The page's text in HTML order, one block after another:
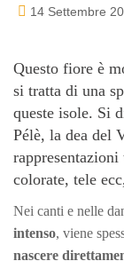
14 Settembre
Questo fiore è
si tratta di una
queste isole. Si
Pélè, la dea del
colorate, tele
Nei canti e nelle
intenso, viene
nascere